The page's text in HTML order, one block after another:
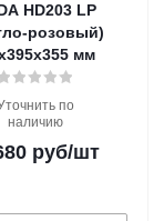
HD203 LP
розовый)
мм
по
наличию
руб/шт